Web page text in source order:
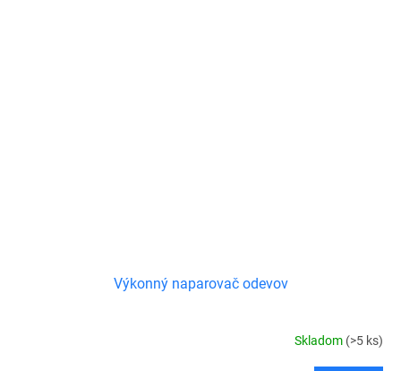
Výkonný naparovač odevov
Skladom (>5 ks)